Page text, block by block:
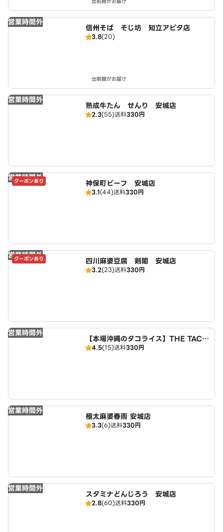
営業時間外
信州そば そじ坊 知立アピタ店
3.8(20)
出前館がお届け
営業時間外
熟成牛たん せんり 安城店
2.3(55)送料330円
営業時間外
クーポンあり 神保町ビーフ 安城店
3.1(44)送料330円
営業時間外
クーポンあり 四川麻婆豆腐 剣閣 安城店
3.2(23)送料330円
営業時間外
【本場沖縄のタコライス】THE TACO
RICE HOUSE 安城店
4.5(15)送料330円
営業時間外
極太麻婆春雨 安城店
3.3(6)送料330円
営業時間外
スタミナどんじろう 安城店
2.8(60)送料330円